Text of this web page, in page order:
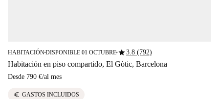
HABITACIÓN■DISPONIBLE 01 OCTUBRE■star3.8 (792)
Habitación en piso compartido, El Gòtic, Barcelona
Desde 790 €/al mes
euro GASTOS INCLUIDOS